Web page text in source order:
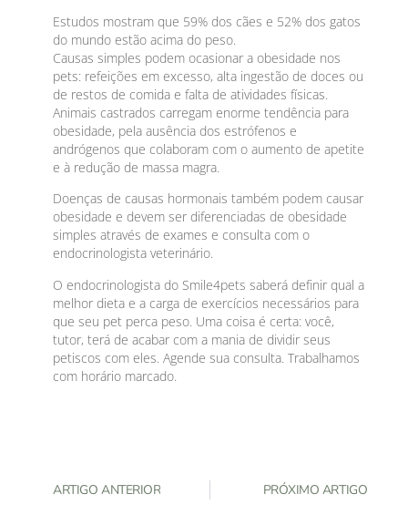
Estudos mostram que 59% dos cães e 52% dos gatos
do mundo estão acima do peso.
Causas simples podem ocasionar a obesidade nos
pets: refeições em excesso, alta ingestão de doces ou
de restos de comida e falta de atividades físicas.
Animais castrados carregam enorme tendência para
obesidade, pela ausência dos estrófenos e
andrógenos que colaboram com o aumento de apetite
e à redução de massa magra.
Doenças de causas hormonais também podem causar
obesidade e devem ser diferenciadas de obesidade
simples através de exames e consulta com o
endocrinologista veterinário.
O endocrinologista do Smile4pets saberá definir qual a
melhor dieta e a carga de exercícios necessários para
que seu pet perca peso. Uma coisa é certa: você,
tutor, terá de acabar com a mania de dividir seus
petiscos com eles. Agende sua consulta. Trabalhamos
com horário marcado.
ARTIGO ANTERIOR PRÓXIMO ARTIGO